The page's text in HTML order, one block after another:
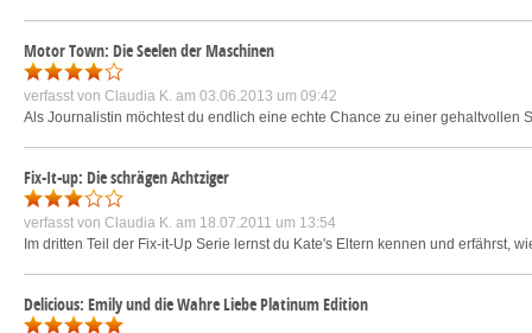
Motor Town: Die Seelen der Maschinen
verfasst von Claudia K. am 03.06.2013 um 09:42
Als Journalistin möchtest du endlich eine echte Chance zu einer
Fix-It-up: Die schrägen Achtziger
verfasst von Claudia K. am 18.07.2011 um 13:54
Im dritten Teil der Fix-it-Up Serie lernst du Kate's Eltern kennen und erfährst,
Delicious: Emily und die Wahre Liebe Platinum Edition